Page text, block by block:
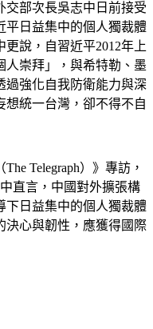
平日益集中的個人獨裁體
說，自習近平2012年上
人崇拜」，與希特勒、墨
過強化自我防衛能力與深
想統一台灣，卻不得不自
直言，中國對外擴張構
日益集中的個人獨裁體
決心與韌性，應獲得國際